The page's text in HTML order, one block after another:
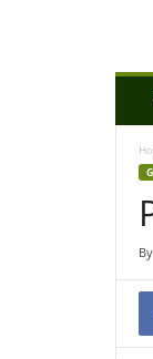
P
By